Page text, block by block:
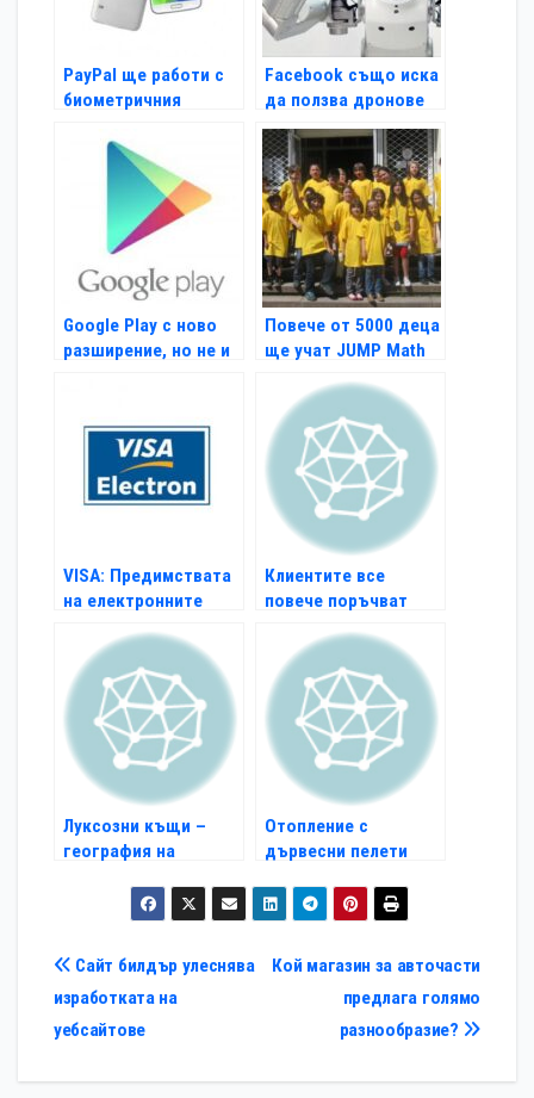
PayPal ще работи с
биометричния
Facebook също иска
да ползва дронове
Google Play с ново
разширение, но не и
Повече от 5000 деца
ще учат JUMP Math
VISA: Предимствата
на електронните
Клиентите все
повече поръчват
Луксозни къщи –
география на
столицата
Отопление с
дървесни пелети
Навигация
Кой магазин за авточасти
предлага голямо
разнообразие?
Сайт билдър улеснява
изработката на
уебсайтове